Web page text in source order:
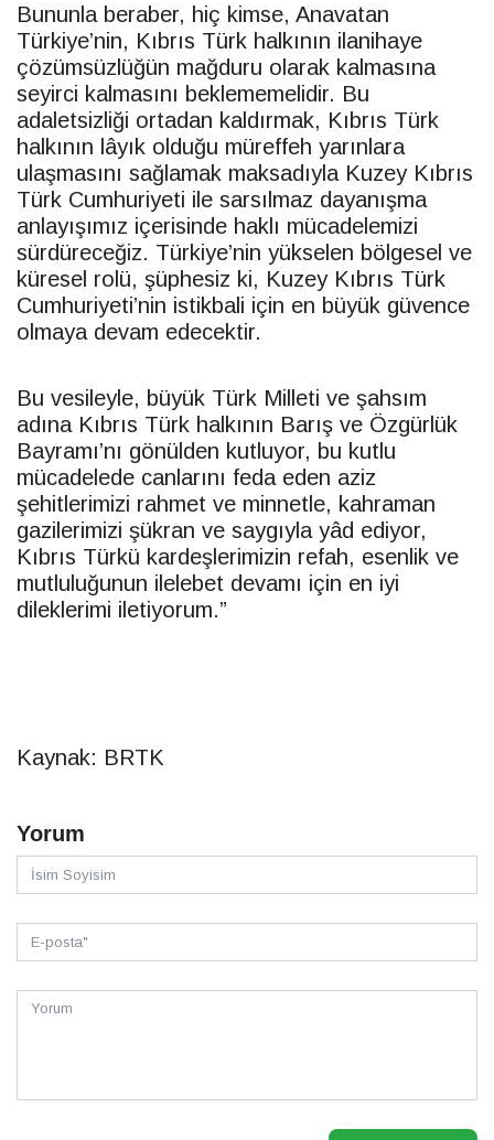
Bununla beraber, hiç kimse, Anavatan
Türkiye’nin, Kıbrıs Türk halkının ilanihaye
çözümsüzlüğün mağduru olarak kalmasına
seyirci kalmasını beklememelidir. Bu
adaletsizliği ortadan kaldırmak, Kıbrıs Türk
halkının lâyık olduğu müreffeh yarınlara
ulaşmasını sağlamak maksadıyla Kuzey Kıbrıs
Türk Cumhuriyeti ile sarsılmaz dayanışma
anlayışımız içerisinde haklı mücadelemizi
sürdüreceğiz. Türkiye’nin yükselen bölgesel ve
küresel rolü, şüphesiz ki, Kuzey Kıbrıs Türk
Cumhuriyeti’nin istikbali için en büyük güvence
olmaya devam edecektir.
Bu vesileyle, büyük Türk Milleti ve şahsım
adına Kıbrıs Türk halkının Barış ve Özgürlük
Bayramı’nı gönülden kutluyor, bu kutlu
mücadelede canlarını feda eden aziz
şehitlerimizi rahmet ve minnetle, kahraman
gazilerimizi şükran ve saygıyla yâd ediyor,
Kıbrıs Türkü kardeşlerimizin refah, esenlik ve
mutluluğunun ilelebet devamı için en iyi
dileklerimi iletiyorum.”
Kaynak: BRTK
Yorum